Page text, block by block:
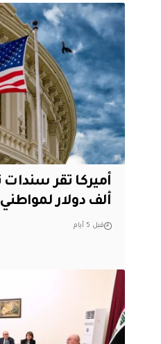
ألف دولار لمواطني 50 دولة
قبل 5 أيام